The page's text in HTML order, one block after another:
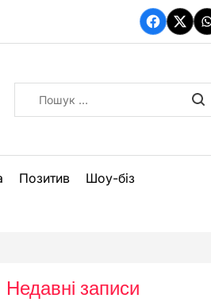
Facebook
Позитив Шоу-біз
Недавні записи